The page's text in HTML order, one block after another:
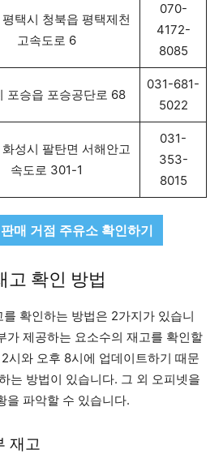
택시 청북읍 평택제천
고속도로 6
070-
4172-
8085
포승읍 포승공단로 68
031-681-
5022
성시 팔탄면 서해안고
속도로 301-1
031-
353-
8015
매 거점 주유소 확인하기
고 확인 방법
확인하는 방법은 2가지가 있습니
가 제공하는 요소수의 재고를 확인할
시와 오후 8시에 업데이트하기 때문
는 방법이 있습니다. 그 외 오피넷을
을 파악할 수 있습니다.
재고